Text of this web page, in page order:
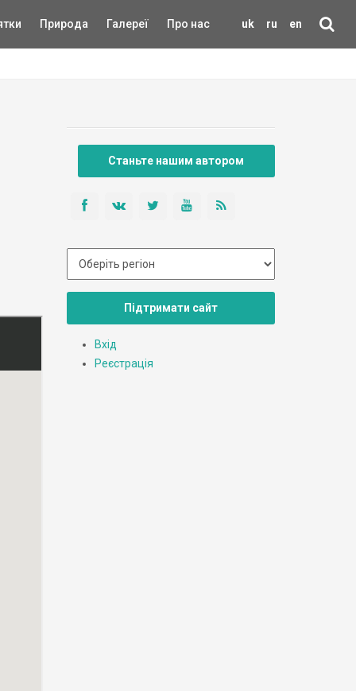
uk ru en
Природа Галереї Про нас
Станьте нашим автором
Підтримати сайт
Вхід
Реєстрація